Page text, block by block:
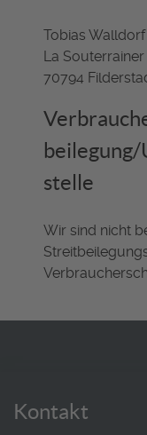
Tobias Walldorf
La Souterrainer
70794
stelle
Wir sind nicht
Kontakt